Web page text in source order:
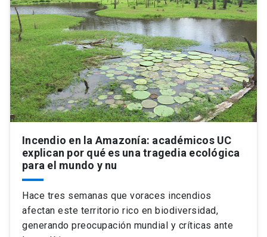
Futuros estudiantes
Estudiantes
Académicos
Personal
Padres y familia
Go to english site launch
ACCESOS DIRECTOS
Admisión launch
Mi Cuenta UC launch
Correo UC launch
Mi Portal UC launch
Medios Biblioteca launch
Donaciones launch
Incendio en la Amazonía: académicos UC
explican por qué es una tragedia ecológica
para el mundo y nu
Hace tres semanas que voraces incendios
afectan este territorio rico en biodiversidad,
generando preocupación mundial y críticas ante